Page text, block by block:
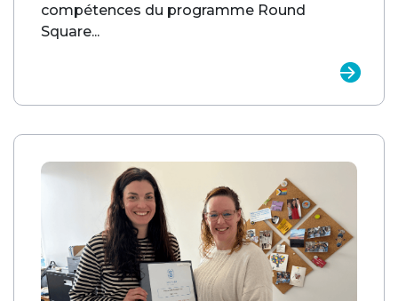
compétences du programme Round
Square...